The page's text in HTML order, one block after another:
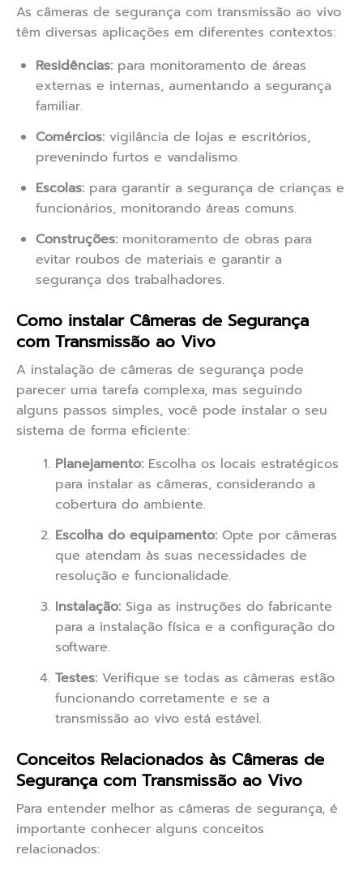
As câmeras de segurança com transmissão ao vivo
têm diversas aplicações em diferentes contextos:
Residências: para monitoramento de áreas
externas e internas, aumentando a segurança
familiar.
Comércios: vigilância de lojas e escritórios,
prevenindo furtos e vandalismo.
Escolas: para garantir a segurança de crianças e
funcionários, monitorando áreas comuns.
Construções: monitoramento de obras para
evitar roubos de materiais e garantir a
segurança dos trabalhadores.
Como instalar Câmeras de Segurança
com Transmissão ao Vivo
A instalação de câmeras de segurança pode
parecer uma tarefa complexa, mas seguindo
alguns passos simples, você pode instalar o seu
sistema de forma eficiente:
Planejamento: Escolha os locais estratégicos
para instalar as câmeras, considerando a
cobertura do ambiente.
Escolha do equipamento: Opte por câmeras
que atendam às suas necessidades de
resolução e funcionalidade.
Instalação: Siga as instruções do fabricante
para a instalação física e a configuração do
software.
Testes: Verifique se todas as câmeras estão
funcionando corretamente e se a
transmissão ao vivo está estável.
Conceitos Relacionados às Câmeras de
Segurança com Transmissão ao Vivo
Para entender melhor as câmeras de segurança, é
importante conhecer alguns conceitos
relacionados: